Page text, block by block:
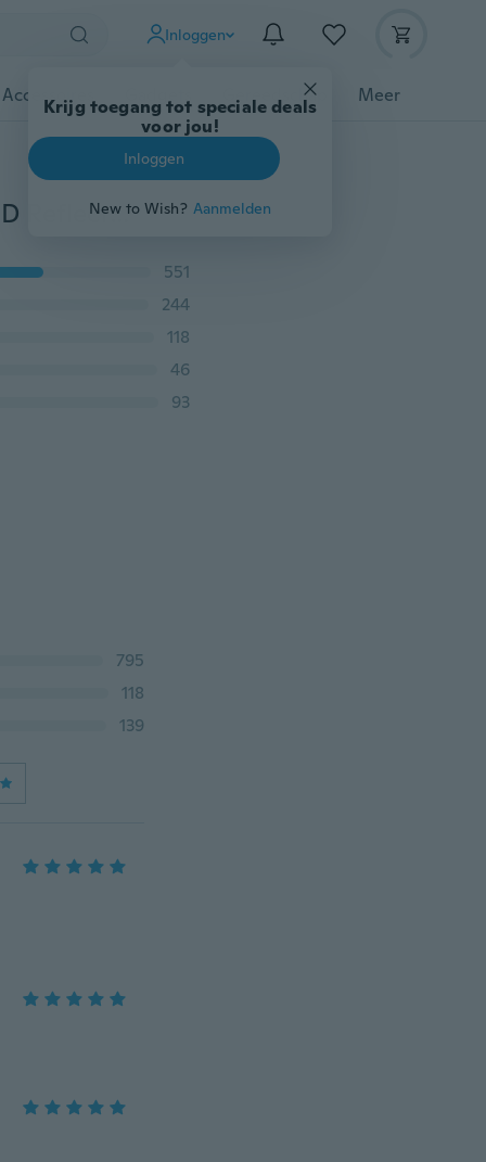
Inloggen
Krijg toegang tot speciale deals
voor jou!
Inloggen
New to Wish? Aanmelden
Gereedschap Meer
Led Schijnwerper 50 W Waterdichte IP65 Outdoor LED Reflector Licht Tuinlamp AC 220 V 240 V Spotlight Straatverlichting
551
244
118
46
93
795
118
139